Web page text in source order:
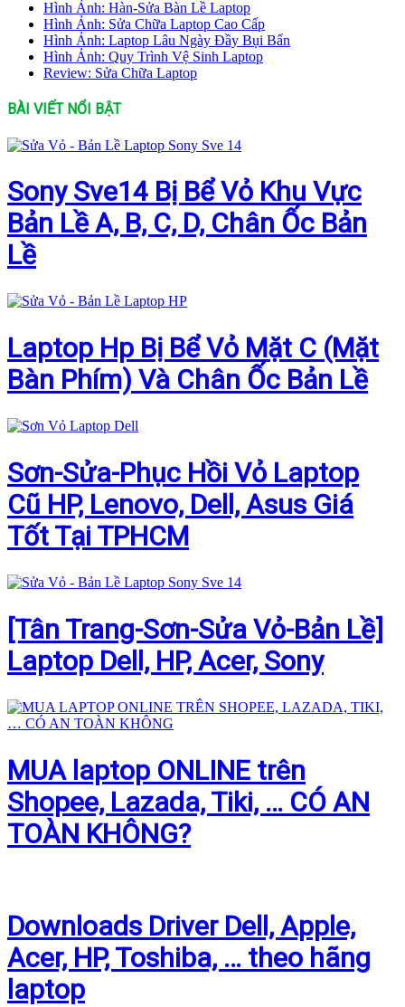
Hình Ảnh: Hàn-Sửa Bàn Lề Laptop
Hình Ảnh: Sửa Chữa Laptop Cao Cấp
Hình Ảnh: Laptop Lâu Ngày Đầy Bụi Bẩn
Hình Ảnh: Quy Trình Vệ Sinh Laptop
Review: Sửa Chữa Laptop
BÀI VIẾT NỔI BẬT
Sony Sve14 Bị Bể Vỏ Khu Vực
Bản Lề A, B, C, D, Chân Ốc Bản
Lề
Laptop Hp Bị Bể Vỏ Mặt C (Mặt
Bàn Phím) Và Chân Ốc Bản Lề
Sơn-Sửa-Phục Hồi Vỏ Laptop
Cũ HP, Lenovo, Dell, Asus Giá
Tốt Tại TPHCM
[Tân Trang-Sơn-Sửa Vỏ-Bản Lề]
Laptop Dell, HP, Acer, Sony
MUA laptop ONLINE trên
Shopee, Lazada, Tiki, … CÓ AN
TOÀN KHÔNG?
Downloads Driver Dell, Apple,
Acer, HP, Toshiba, … theo hãng
laptop